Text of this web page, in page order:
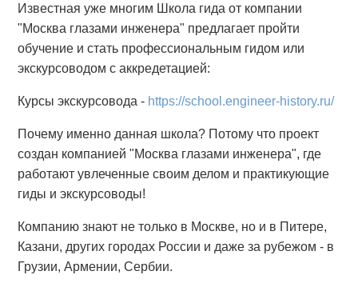
Известная уже многим Школа гида от компании
"Москва глазами инженера" предлагает пройти
обучение и стать профессиональным гидом или
экскурсоводом с аккредетацией:
Курсы экскурсовода - https://school.engineer-history.ru/
Почему именно данная школа? Потому что проект
создан компанией "Москва глазами инженера", где
работают увлеченные своим делом и практикующие
гиды и экскурсоводы!
Компанию знают не только в Москве, но и в Питере,
Казани, других городах России и даже за рубежом - в
Грузии, Армении, Сербии.